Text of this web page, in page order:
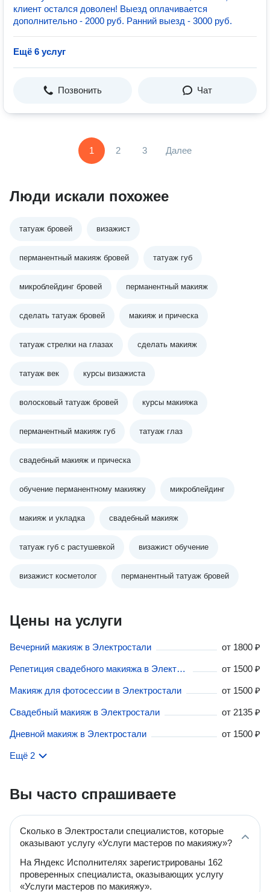
клиент остался доволен! Выезд оплачивается
дополнительно - 2000 руб. Ранний выезд - 3000 руб.
Ещё 6 услуг
Позвонить Чат
1 2 3 Далее
Люди искали похожее
татуаж бровей визажист
перманентный макияж бровей татуаж губ
микроблейдинг бровей перманентный макияж
сделать татуаж бровей макияж и прическа
татуаж стрелки на глазах сделать макияж
татуаж век курсы визажиста
волосковый татуаж бровей курсы макияжа
перманентный макияж губ татуаж глаз
свадебный макияж и прическа
обучение перманентному макияжу микроблейдинг
макияж и укладка свадебный макияж
татуаж губ с растушевкой визажист обучение
визажист косметолог перманентный татуаж бровей
Цены на услуги
Вечерний макияж в Электростали от 1800 ₽
Репетиция свадебного макияжа в Электростали от 1500 ₽
Макияж для фотосессии в Электростали от 1500 ₽
Свадебный макияж в Электростали от 2135 ₽
Дневной макияж в Электростали от 1500 ₽
Ещё 2
Вы часто спрашиваете
Сколько в Электростали специалистов, которые
оказывают услугу «Услуги мастеров по макияжу»?
На Яндекс Исполнителях зарегистрированы 162
проверенных специалиста, оказывающих услугу
«Услуги мастеров по макияжу».